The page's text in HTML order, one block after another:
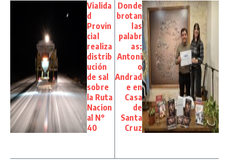
Vialida
d
Provin
cial
realiza
distrib
ución
de sal
sobre
la Ruta
Nacion
al N°
40
Donde
brotan
las
palabr
as:
Antoni
o
Andrad
e en
Casa
de
Santa
Cruz